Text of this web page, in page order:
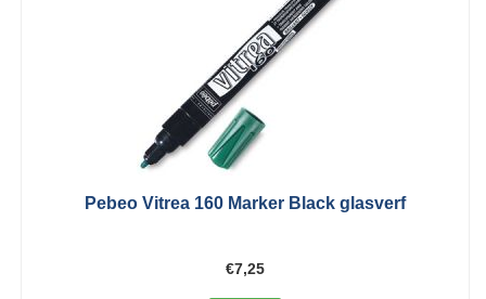
Pebeo Vitrea 160 Marker Black glasverf
€7,25